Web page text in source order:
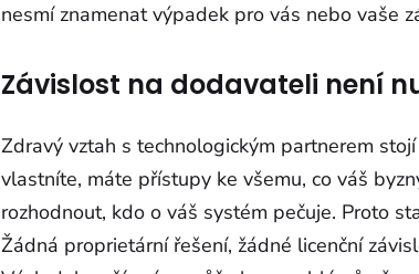
nesmí znamenat výpadek pro vás nebo vaše
Závislost na dodavateli není
Zdravý vztah s technologickým partnerem
vlastníte, máte přístupy ke všemu, co váš
rozhodnout, kdo o váš systém pečuje. Proto
Žádná proprietární řešení, žádné licenční